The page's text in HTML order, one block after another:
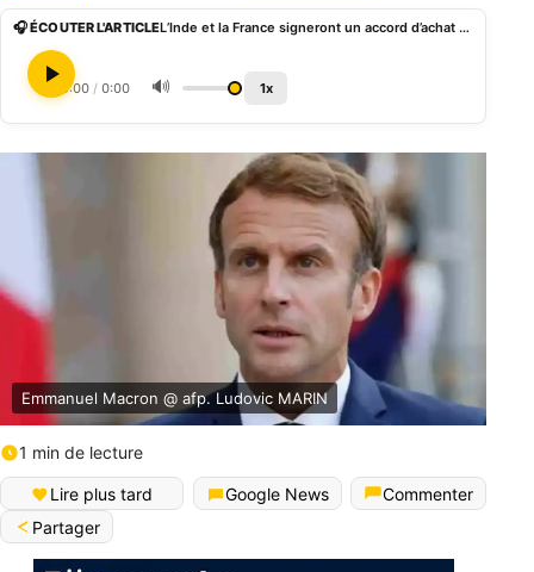
🎧 ÉCOUTER L'ARTICLE L’Inde et la France signeront un accord d’achat de 26 Rafale Marine
0:00 / 0:00 🔊 1x
Emmanuel Macron @ afp. Ludovic MARIN
1 min de lecture
Lire plus tard Google News
Commenter
Partager